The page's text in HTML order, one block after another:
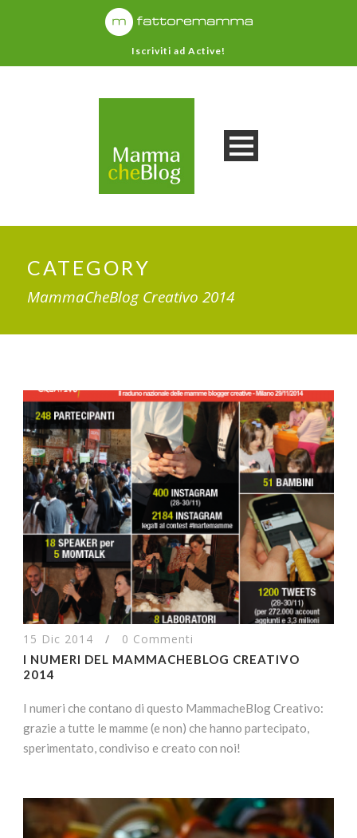
Iscriviti ad Active!
CATEGORY
MammaCheBlog Creativo 2014
15 Dic 2014 / 0 Commenti
I NUMERI DEL MAMMACHEBLOG CREATIVO
2014
I numeri che contano di questo MammacheBlog Creativo:
grazie a tutte le mamme (e non) che hanno partecipato,
sperimentato, condiviso e creato con noi!